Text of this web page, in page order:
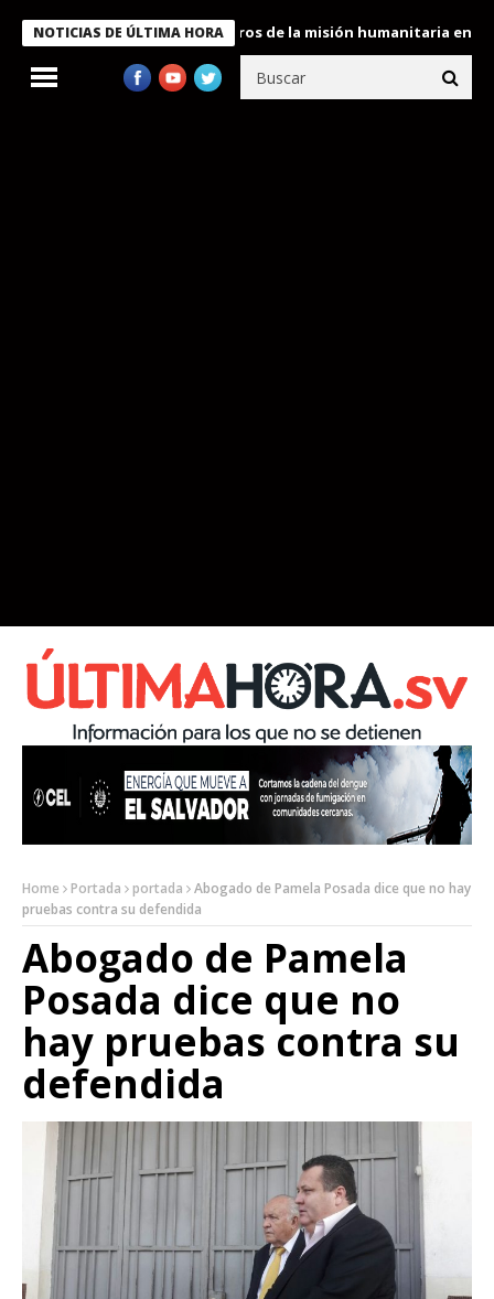
NOTICIAS DE ÚLTIMA HORA
condecora a miembros de la misión humanitaria enviada a
Home Portada portada
Abogado de Pamela Posada dice que no hay
pruebas contra su defendida
Abogado de Pamela
Posada dice que no
hay pruebas contra su
defendida